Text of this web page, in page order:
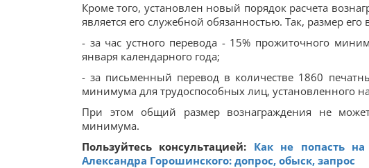
Кроме того, установлен новый порядок расчета
является его служебной обязанностью. Так, размер его
- за час устного перевода - 15% прожиточного
января календарного года;
- за письменный перевод в количестве 1860
минимума для трудоспособных лиц, установленного
При этом общий размер вознаграждения не
минимума.
Пользуйтесь консультацией: Как не попасть на
Александра Горошинского: допрос, обыск, запрос